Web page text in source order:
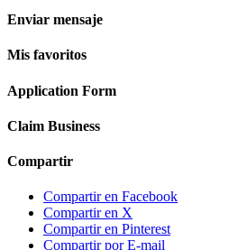
Enviar mensaje
Mis favoritos
Application Form
Claim Business
Compartir
Compartir en Facebook
Compartir en X
Compartir en Pinterest
Compartir por E-mail